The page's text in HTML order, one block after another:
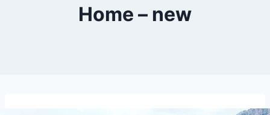
Home – new